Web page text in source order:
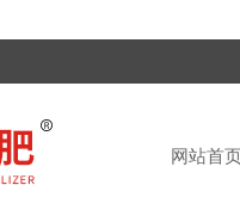
网站首